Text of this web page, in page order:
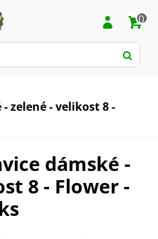
0
zelené - velikost 8 -
dámské -
8 - Flower -